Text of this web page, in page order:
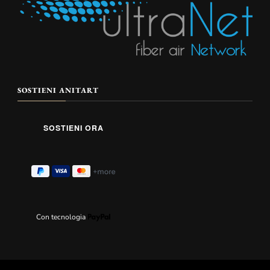
SOSTIENI ANITART
Con tecnologia